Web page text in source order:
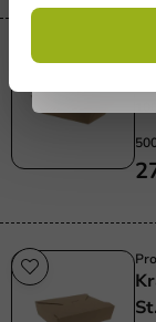
den